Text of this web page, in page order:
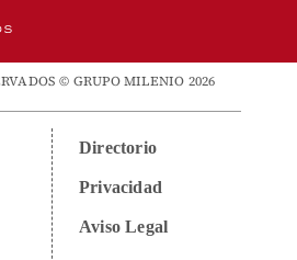
© GRUPO MILENIO 2026
Directorio
Privacidad
Aviso Legal